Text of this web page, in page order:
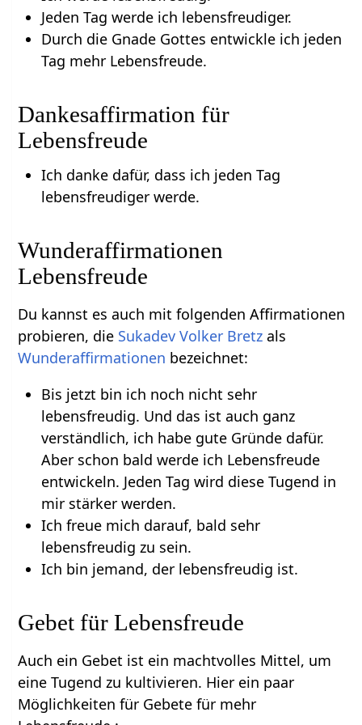
Jeden Tag werde ich lebensfreudiger.
Durch die Gnade Gottes entwickle ich jeden
Tag mehr Lebensfreude.
Dankesaffirmation für
Lebensfreude
Ich danke dafür, dass ich jeden Tag
lebensfreudiger werde.
Wunderaffirmationen
Lebensfreude
Du kannst es auch mit folgenden Affirmationen
probieren, die Sukadev Volker Bretz als
Wunderaffirmationen bezeichnet:
Bis jetzt bin ich noch nicht sehr
lebensfreudig. Und das ist auch ganz
verständlich, ich habe gute Gründe dafür.
Aber schon bald werde ich Lebensfreude
entwickeln. Jeden Tag wird diese Tugend in
mir stärker werden.
Ich freue mich darauf, bald sehr
lebensfreudig zu sein.
Ich bin jemand, der lebensfreudig ist.
Gebet für Lebensfreude
Auch ein Gebet ist ein machtvolles Mittel, um
eine Tugend zu kultivieren. Hier ein paar
Möglichkeiten für Gebete für mehr